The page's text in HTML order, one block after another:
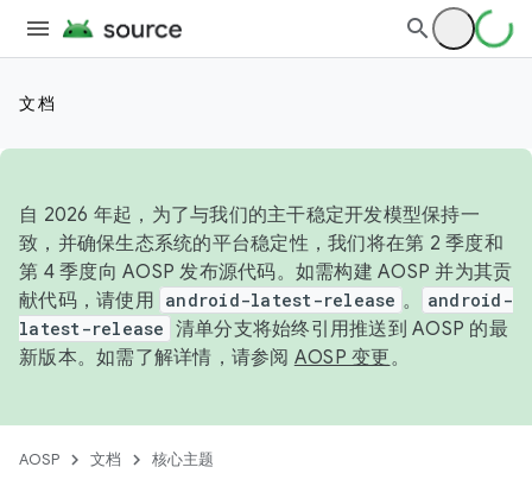
文档
自 2026 年起，为了与我们的主干稳定开发模型保持一
致，并确保生态系统的平台稳定性，我们将在第 2 季度和
第 4 季度向 AOSP 发布源代码。如需构建 AOSP 并为其贡
献代码，请使用 android-latest-release 。
android-
latest-release 清单分支将始终引用推送到 AOSP 的最
新版本。如需了解详情，请参阅 AOSP 变更。
AOSP 文档 核心主题